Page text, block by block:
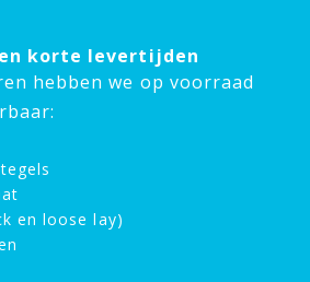
korte levertijden
hebben we op voorraad
en loose lay)